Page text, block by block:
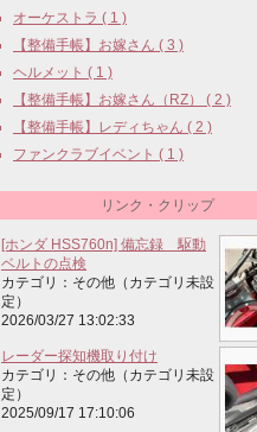
オーケストラ ( 1 )
【整備手帳】お嫁さん ( 3 )
ヘルメット ( 1 )
【整備手帳】お嫁さん（RZ） ( 2 )
【整備手帳】レディちゃん ( 2 )
ファンクラブイベント ( 1 )
リンク・クリップ
[ホンダ HSS760n] 備忘録 駆動
ベルトの点検
カテゴリ：その他（カテゴリ未設
定）
2026/03/27 13:02:33
レーダー探知機取り付け
カテゴリ：その他（カテゴリ未設
定）
2025/09/17 17:10:06